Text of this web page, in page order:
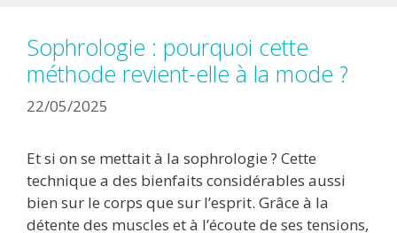
Sophrologie : pourquoi cette
méthode revient-elle à la mode ?
22/05/2025
Et si on se mettait à la sophrologie ? Cette
technique a des bienfaits considérables aussi
bien sur le corps que sur l’esprit. Grâce à la
détente des muscles et à l’écoute de ses tensions,